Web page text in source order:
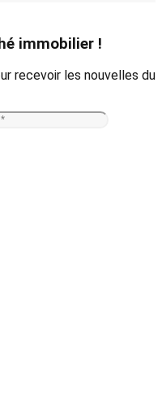
immobilier !
recevoir les nouvelles du